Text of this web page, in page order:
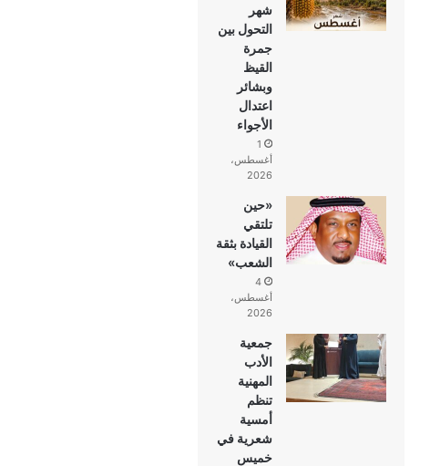
شهر
التحول بين
جمرة
القيظ
وبشائر
اعتدال
الأجواء
1
أغسطس،
2026
«حين
تلتقي
القيادة بثقة
الشعب»
4
أغسطس،
2026
جمعية
الأدب
المهنية
تنظم
أمسية
شعرية في
خميس